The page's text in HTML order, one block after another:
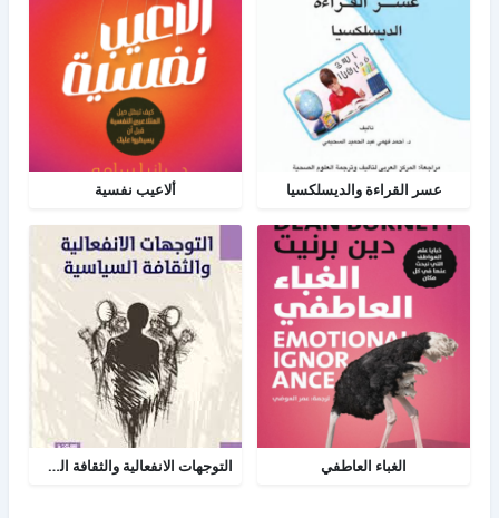
عسر القراءة والديسلكسيا ألاعيب نفسية
الغباء العاطفي التوجهات الانفعالية والثقافة السياسية